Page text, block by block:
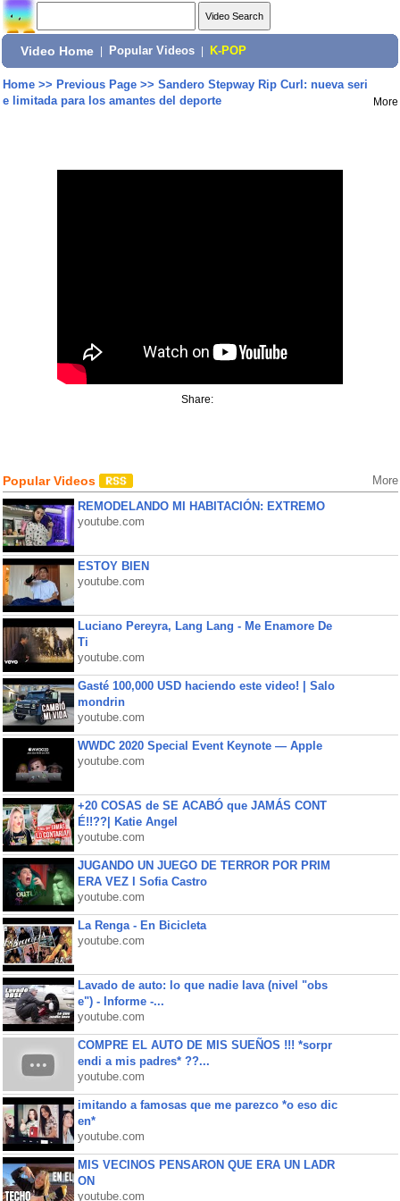
Video Home Popular Videos K-POP
Home>> Previous Page>> Sandero Stepway Rip Curl: nueva seri
e limitada para los amantes del deporte
More
Share:
Popular Videos More
REMODELANDO MI HABITACIÓN: EXTREMO
youtube.com
ESTOY BIEN
youtube.com
Luciano Pereyra, Lang Lang - Me Enamore De
Ti
youtube.com
Gasté 100,000 USD haciendo este video! | Salo
mondrin
youtube.com
WWDC 2020 Special Event Keynote — Apple
youtube.com
+20 COSAS de SE ACABÓ que JAMÁS CONT
É!!??| Katie Angel
youtube.com
JUGANDO UN JUEGO DE TERROR POR PRIM
ERA VEZ l Sofia Castro
youtube.com
La Renga - En Bicicleta
youtube.com
Lavado de auto: lo que nadie lava (nivel "obs
e") - Informe -...
youtube.com
COMPRE EL AUTO DE MIS SUEÑOS !!! *sorpr
endi a mis padres* ??...
youtube.com
imitando a famosas que me parezco *o eso dic
en*
youtube.com
MIS VECINOS PENSARON QUE ERA UN LADR
ON
youtube.com